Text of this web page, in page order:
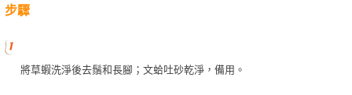
步驟
將草蝦洗淨後去鬚和長腳；文蛤吐砂乾淨，備用。